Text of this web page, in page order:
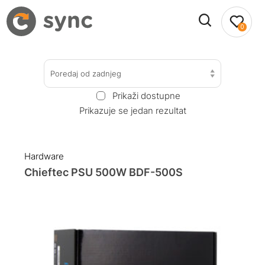
0
Poredaj od zadnjeg
Prikaži dostupne
Prikazuje se jedan rezultat
Hardware
Chieftec PSU 500W BDF-500S